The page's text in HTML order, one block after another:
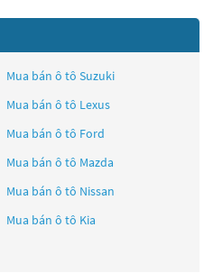
Mua bán ô tô Suzuki
Mua bán ô tô Lexus
Mua bán ô tô Ford
Mua bán ô tô Mazda
Mua bán ô tô Nissan
Mua bán ô tô Kia